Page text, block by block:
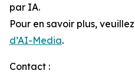
par IA.
Pour en savoir plus,
d’AI-Media.
Contact :